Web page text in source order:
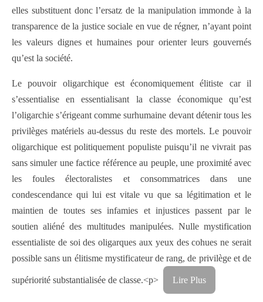
elles substituent donc l’ersatz de la manipulation immonde à la
transparence de la justice sociale en vue de régner, n’ayant point
les valeurs dignes et humaines pour orienter leurs gouvernés
qu’est la société.
Le pouvoir oligarchique est économiquement élitiste car il
s’essentialise en essentialisant la classe économique qu’est
l’oligarchie s’érigeant comme surhumaine devant détenir tous les
privilèges matériels au-dessus du reste des mortels. Le pouvoir
oligarchique est politiquement populiste puisqu’il ne vivrait pas
sans simuler une factice référence au peuple, une proximité avec
les foules électoralistes et consommatrices dans une
condescendance qui lui est vitale vu que sa légitimation et le
maintien de toutes ses infamies et injustices passent par le
soutien aliéné des multitudes manipulées. Nulle mystification
essentialiste de soi des oligarques aux yeux des cohues ne serait
possible sans un élitisme mystificateur de rang, de privilège et de
supériorité substantialisée de classe.<p> Lire Plus